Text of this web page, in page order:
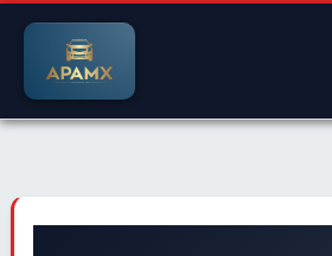
contenido